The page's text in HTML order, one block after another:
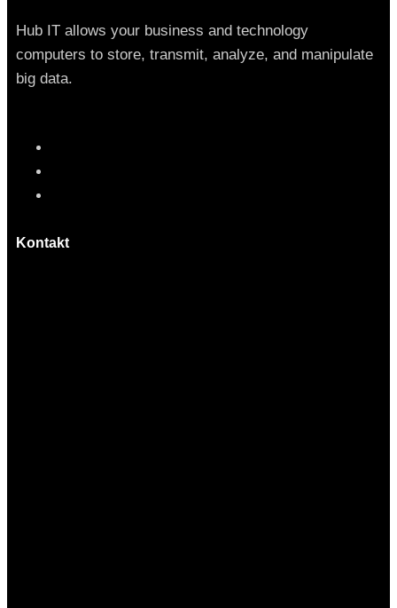
Hub IT allows your business and technology
computers to store, transmit, analyze, and manipulate
big data.
Kontakt